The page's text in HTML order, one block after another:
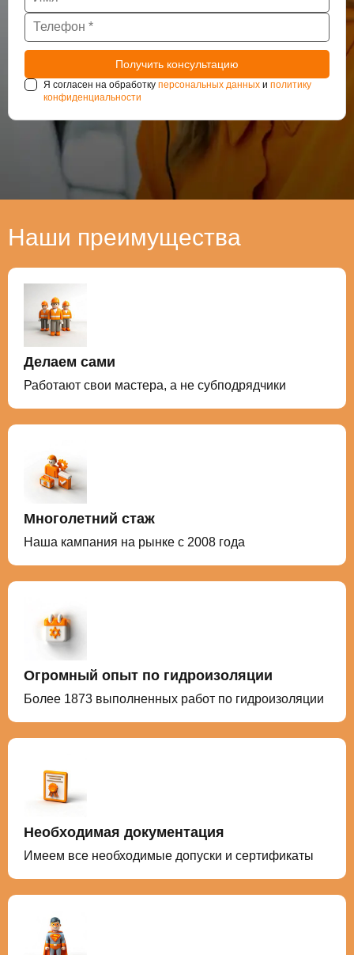
Я согласен на обработку персональных данных и политику
конфиденциальности
Наши преимущества
Делаем сами
Работают свои мастера, а не субподрядчики
Многолетний стаж
Наша кампания на рынке с 2008 года
Огромный опыт по гидроизоляции
Более 1873 выполненных работ по гидроизоляции
Необходимая документация
Имеем все необходимые допуски и сертификаты